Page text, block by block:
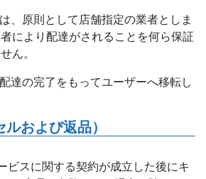
、原則として店舗指定の業者としま
により配達がされることを何ら保証
ん。
達の完了をもってユーザーへ移転し
および返品）
ビスに関する契約が成立した後にキ